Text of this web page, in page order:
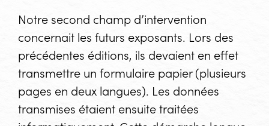
Notre second champ d’intervention
concernait les futurs exposants. Lors des
précédentes éditions, ils devaient en effet
transmettre un formulaire papier (plusieurs
pages en deux langues). Les données
transmises étaient ensuite traitées